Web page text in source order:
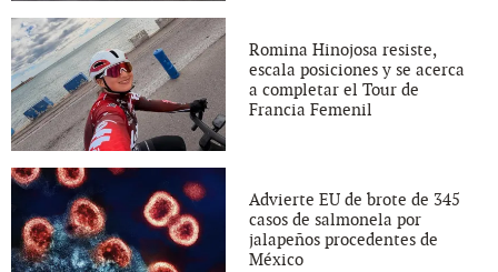
Romina Hinojosa resiste,
escala posiciones y se acerca
a completar el Tour de
Francia Femenil
Advierte EU de brote de 345
casos de salmonela por
jalapeños procedentes de
México